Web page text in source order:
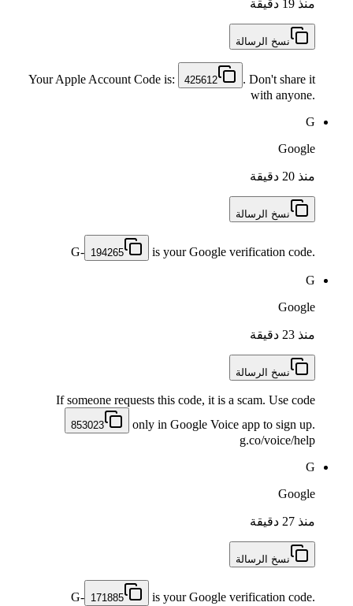
منذ 19 دقيقة
نسخ الرسالة
Your Apple Account Code is: 425612
. Don't share it
with anyone.
G
Google
منذ 20 دقيقة
نسخ الرسالة
G- 194265 is your Google verification code.
G
Google
منذ 23 دقيقة
نسخ الرسالة
If someone requests this code, it is a scam. Use code
853023
only in Google Voice app to sign up.
g.co/voice/help
G
Google
منذ 27 دقيقة
نسخ الرسالة
G- 171885 is your Google verification code.